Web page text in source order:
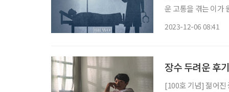
운 고통을 겪는 이가
2023-12-06 08:41
장수 두려운 후
[100호 기념] 젊어진